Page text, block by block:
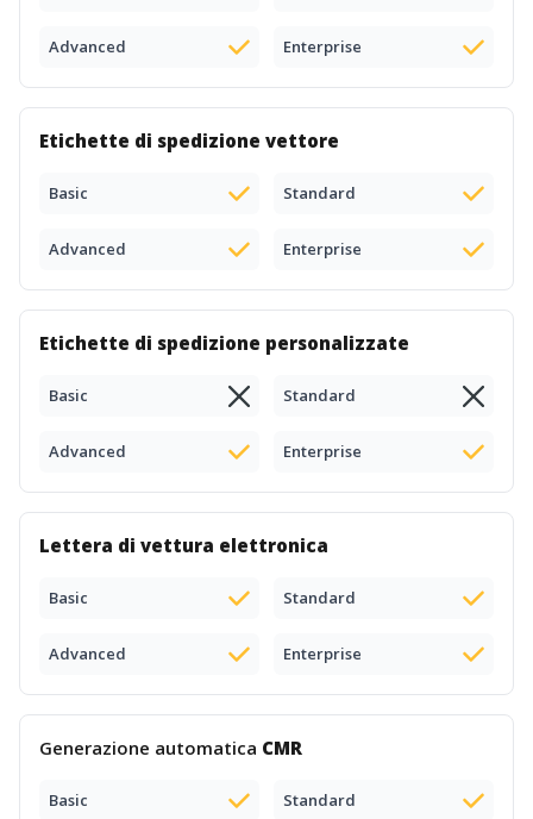
Advanced Enterprise
Etichette di spedizione vettore
Basic Standard
Advanced Enterprise
Etichette di spedizione personalizzate
Basic Standard
Advanced Enterprise
Lettera di vettura elettronica
Basic Standard
Advanced Enterprise
Generazione automatica CMR
Basic Standard